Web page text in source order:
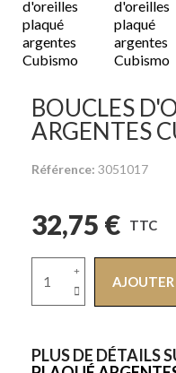
BOUCLES
ARGENTES
Référence 3051017
32,75 € TTC
PLUS DE DÉTAILS